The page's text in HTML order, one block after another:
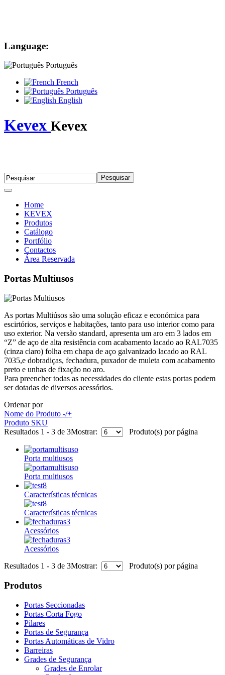
Language:
Português
French
Português
English
Kevex Kevex
Home
KEVEX
Produtos
Catálogo
Portfólio
Contactos
Área Reservada
Portas Multiusos
As portas Multiúsos são uma solução eficaz e económica para
escirtórios, serviços e habitações, tanto para uso interior como para
uso exterior. Na versão standard, apresenta um aro em 3 lados em
“Z” de aço de alta resistência com acabamento lacado ao RAL7035
(cinza claro) folha em chapa de aço galvanizado lacado ao RAL
7035,e dobradiças, fechadura, puxador de muleta com acabamento
preto e unhas de fixação no aro.
Para preencher todas as necessidades do cliente estas portas podem
ser dotadas de diversos acessórios.
Ordenar por
Nome do Produto -/+
Produto SKU
Resultados 1 - 3 de 3Mostrar: Produto(s) por página
Porta multiusos
Porta multiusos
Características técnicas
Características técnicas
Acessórios
Acessórios
Resultados 1 - 3 de 3Mostrar: Produto(s) por página
Produtos
Portas Seccionadas
Portas Corta Fogo
Pilares
Portas de Segurança
Portas Automáticas de Vidro
Barreiras
Grades de Segurança
Grades de Enrolar